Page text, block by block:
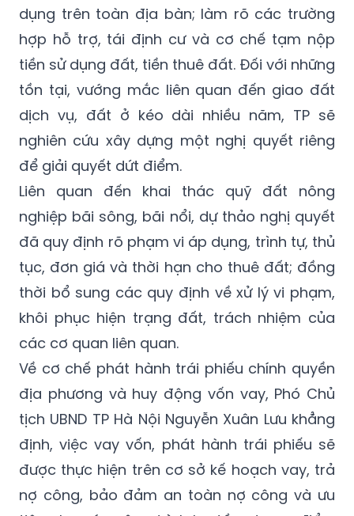
dụng trên toàn địa bàn; làm rõ các trường
hợp hỗ trợ, tái định cư và cơ chế tạm nộp
tiền sử dụng đất, tiền thuê đất. Đối với những
tồn tại, vướng mắc liên quan đến giao đất
dịch vụ, đất ở kéo dài nhiều năm, TP sẽ
nghiên cứu xây dựng một nghị quyết riêng
để giải quyết dứt điểm.
Liên quan đến khai thác quỹ đất nông
nghiệp bãi sông, bãi nổi, dự thảo nghị quyết
đã quy định rõ phạm vi áp dụng, trình tự, thủ
tục, đơn giá và thời hạn cho thuê đất; đồng
thời bổ sung các quy định về xử lý vi phạm,
khôi phục hiện trạng đất, trách nhiệm của
các cơ quan liên quan.
Về cơ chế phát hành trái phiếu chính quyền
địa phương và huy động vốn vay, Phó Chủ
tịch UBND TP Hà Nội Nguyễn Xuân Lưu khẳng
định, việc vay vốn, phát hành trái phiếu sẽ
được thực hiện trên cơ sở kế hoạch vay, trả
nợ công, bảo đảm an toàn nợ công và ưu